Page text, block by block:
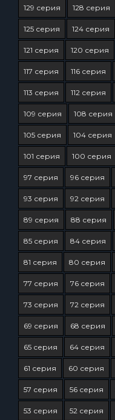
129 серия 128 серия
125 серия 124 серия
121 серия 120 серия
117 серия 116 серия
113 серия 112 серия
109 серия 108 серия
105 серия 104 серия
101 серия 100 серия
97 серия 96 серия
93 серия 92 серия
89 серия 88 серия
85 серия 84 серия
81 серия 80 серия
77 серия 76 серия
73 серия 72 серия
69 серия 68 серия
65 серия 64 серия
61 серия 60 серия
57 серия 56 серия
53 серия 52 серия